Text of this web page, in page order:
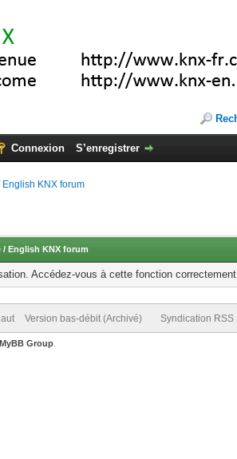
Connexion S’enregistrer
KNX forum
English KNX forum
Accédez-vous à cette fonction
Version bas-débit (Archivé) Syndication RSS
MyBB Group